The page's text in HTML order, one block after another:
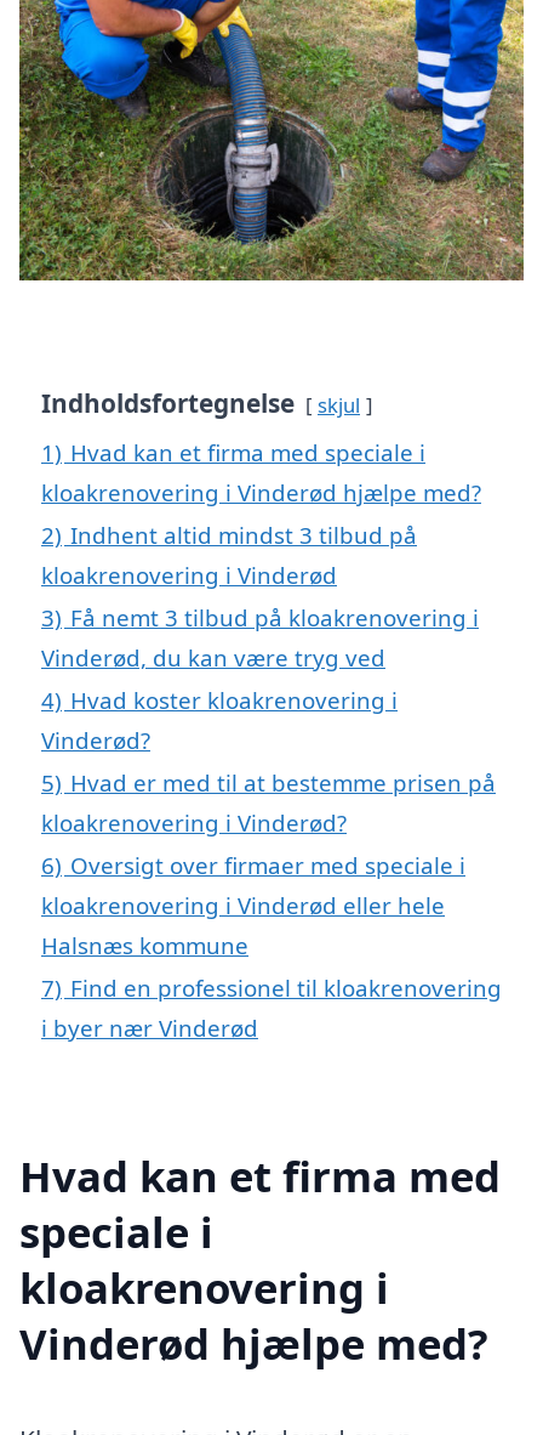
Indholdsfortegnelse skjul
1) Hvad kan et firma med speciale i
kloakrenovering i Vinderød hjælpe med?
2) Indhent altid mindst 3 tilbud på
kloakrenovering i Vinderød
3) Få nemt 3 tilbud på kloakrenovering i
Vinderød, du kan være tryg ved
4) Hvad koster kloakrenovering i
Vinderød?
5) Hvad er med til at bestemme prisen på
kloakrenovering i Vinderød?
6) Oversigt over firmaer med speciale i
kloakrenovering i Vinderød eller hele
Halsnæs kommune
7) Find en professionel til kloakrenovering
i byer nær Vinderød
Hvad kan et firma med
speciale i
kloakrenovering i
Vinderød hjælpe med?